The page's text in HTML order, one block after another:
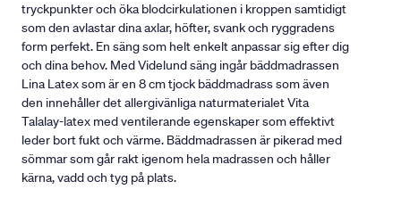
tryckpunkter och öka blodcirkulationen i kroppen samtidigt
som den avlastar dina axlar, höfter, svank och ryggradens
form perfekt. En säng som helt enkelt anpassar sig efter dig
och dina behov. Med Videlund säng ingår bäddmadrassen
Lina Latex som är en 8 cm tjock bäddmadrass som även
den innehåller det allergivänliga naturmaterialet Vita
Talalay-latex med ventilerande egenskaper som effektivt
leder bort fukt och värme. Bäddmadrassen är pikerad med
sömmar som går rakt igenom hela madrassen och håller
kärna, vadd och tyg på plats.